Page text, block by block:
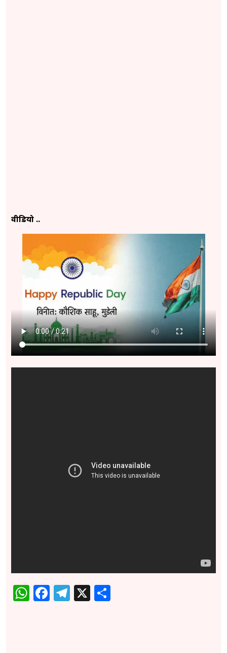
वीडियो ..
WhatsApp
Facebook
Telegram
X